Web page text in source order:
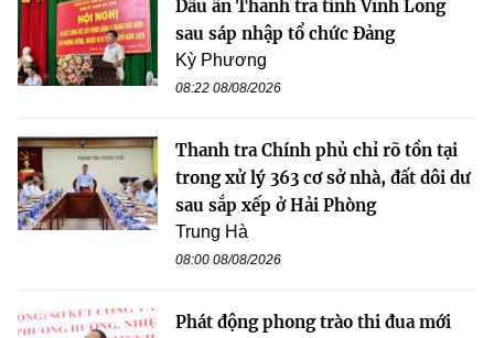
Dấu ấn Thanh tra tỉnh Vĩnh Long
sau sáp nhập tổ chức Đảng
Kỳ Phương
08:22 08/08/2026
Thanh tra Chính phủ chỉ rõ tồn tại
trong xử lý 363 cơ sở nhà, đất dôi dư
sau sắp xếp ở Hải Phòng
Trung Hà
08:00 08/08/2026
Phát động phong trào thi đua mới